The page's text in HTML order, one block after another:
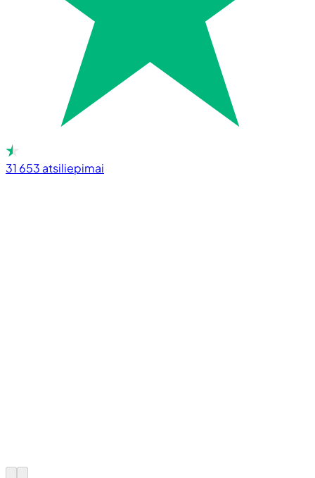
31 653 atsiliepimai